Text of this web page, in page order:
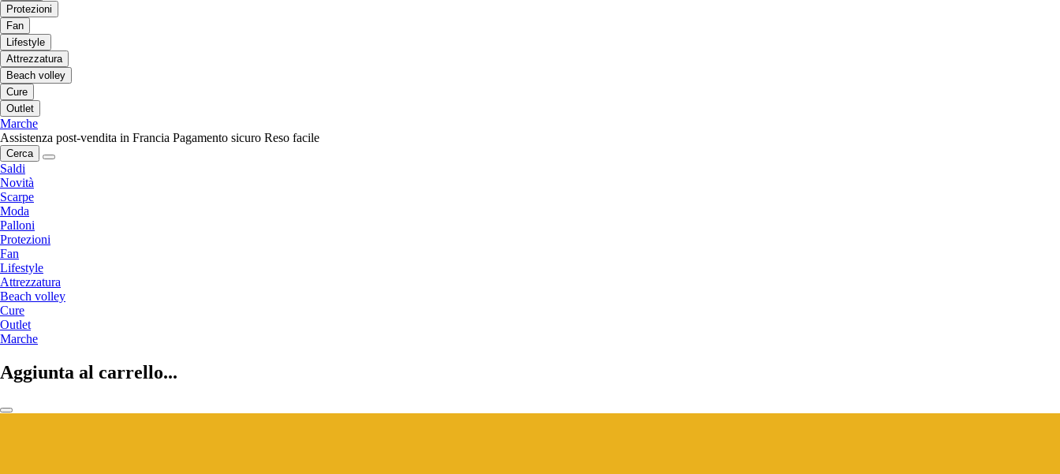
Protezioni
Fan
Lifestyle
Attrezzatura
Beach volley
Cure
Outlet
Marche
Assistenza post-vendita in Francia Pagamento sicuro Reso facile
Cerca
Saldi
Novità
Scarpe
Moda
Palloni
Protezioni
Fan
Lifestyle
Attrezzatura
Beach volley
Cure
Outlet
Marche
Aggiunta al carrello...